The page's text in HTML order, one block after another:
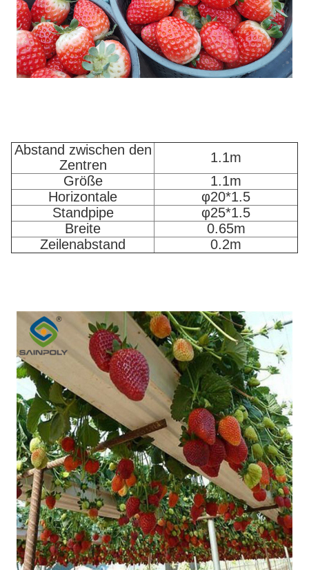
Abstand zwischen den
Zentren
1.1m
Größe
1.1m
Horizontale
φ20*1.5
Standpipe
φ25*1.5
Breite
0.65m
Zeilenabstand
0.2m